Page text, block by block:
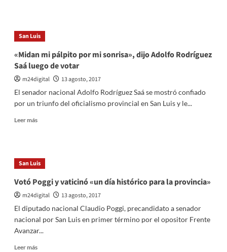
«El
proceso
está
marchando
muy
San Luis
«Midan mi pálpito por mi sonrisa», dijo Adolfo Rodríguez
Saá luego de votar
m24digital
13 agosto, 2017
El senador nacional Adolfo Rodríguez Saá se mostró confiado
por un triunfo del oficialismo provincial en San Luis y le...
Leer másLeer
mi
pálpito
mi
sonrisa»,
dijo
Rodríguez
Saá
San Luis
Votó Poggi y vaticinó «un día histórico para la provincia»
m24digital
13 agosto, 2017
El diputado nacional Claudio Poggi, precandidato a senador
nacional por San Luis en primer término por el opositor Frente
Avanzar...
Leer másLeer